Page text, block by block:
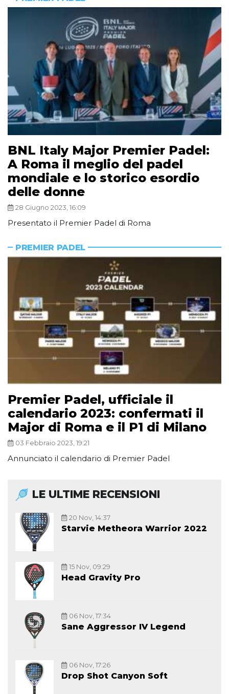
BNL Italy Major Premier Padel:
A Roma il meglio del padel
mondiale e lo storico esordio
delle donne
28 Giugno 2023, 16:09
Presentato il Premier Padel di Roma
PREMIER PADEL
Premier Padel, ufficiale il
calendario 2023: confermati il
Major di Roma e il P1 di Milano
03 Febbraio 2023, 19:21
Annunciato il calendario di Premier Padel
LE ULTIME RECENSIONI
20 Nov, 14:37
Starvie Metheora Warrior 2022
15 Nov, 09:29
Head Gravity Pro
06 Nov, 17:34
Sane Aggressor IV Legend
06 Nov, 17:26
Drop Shot Canyon Soft